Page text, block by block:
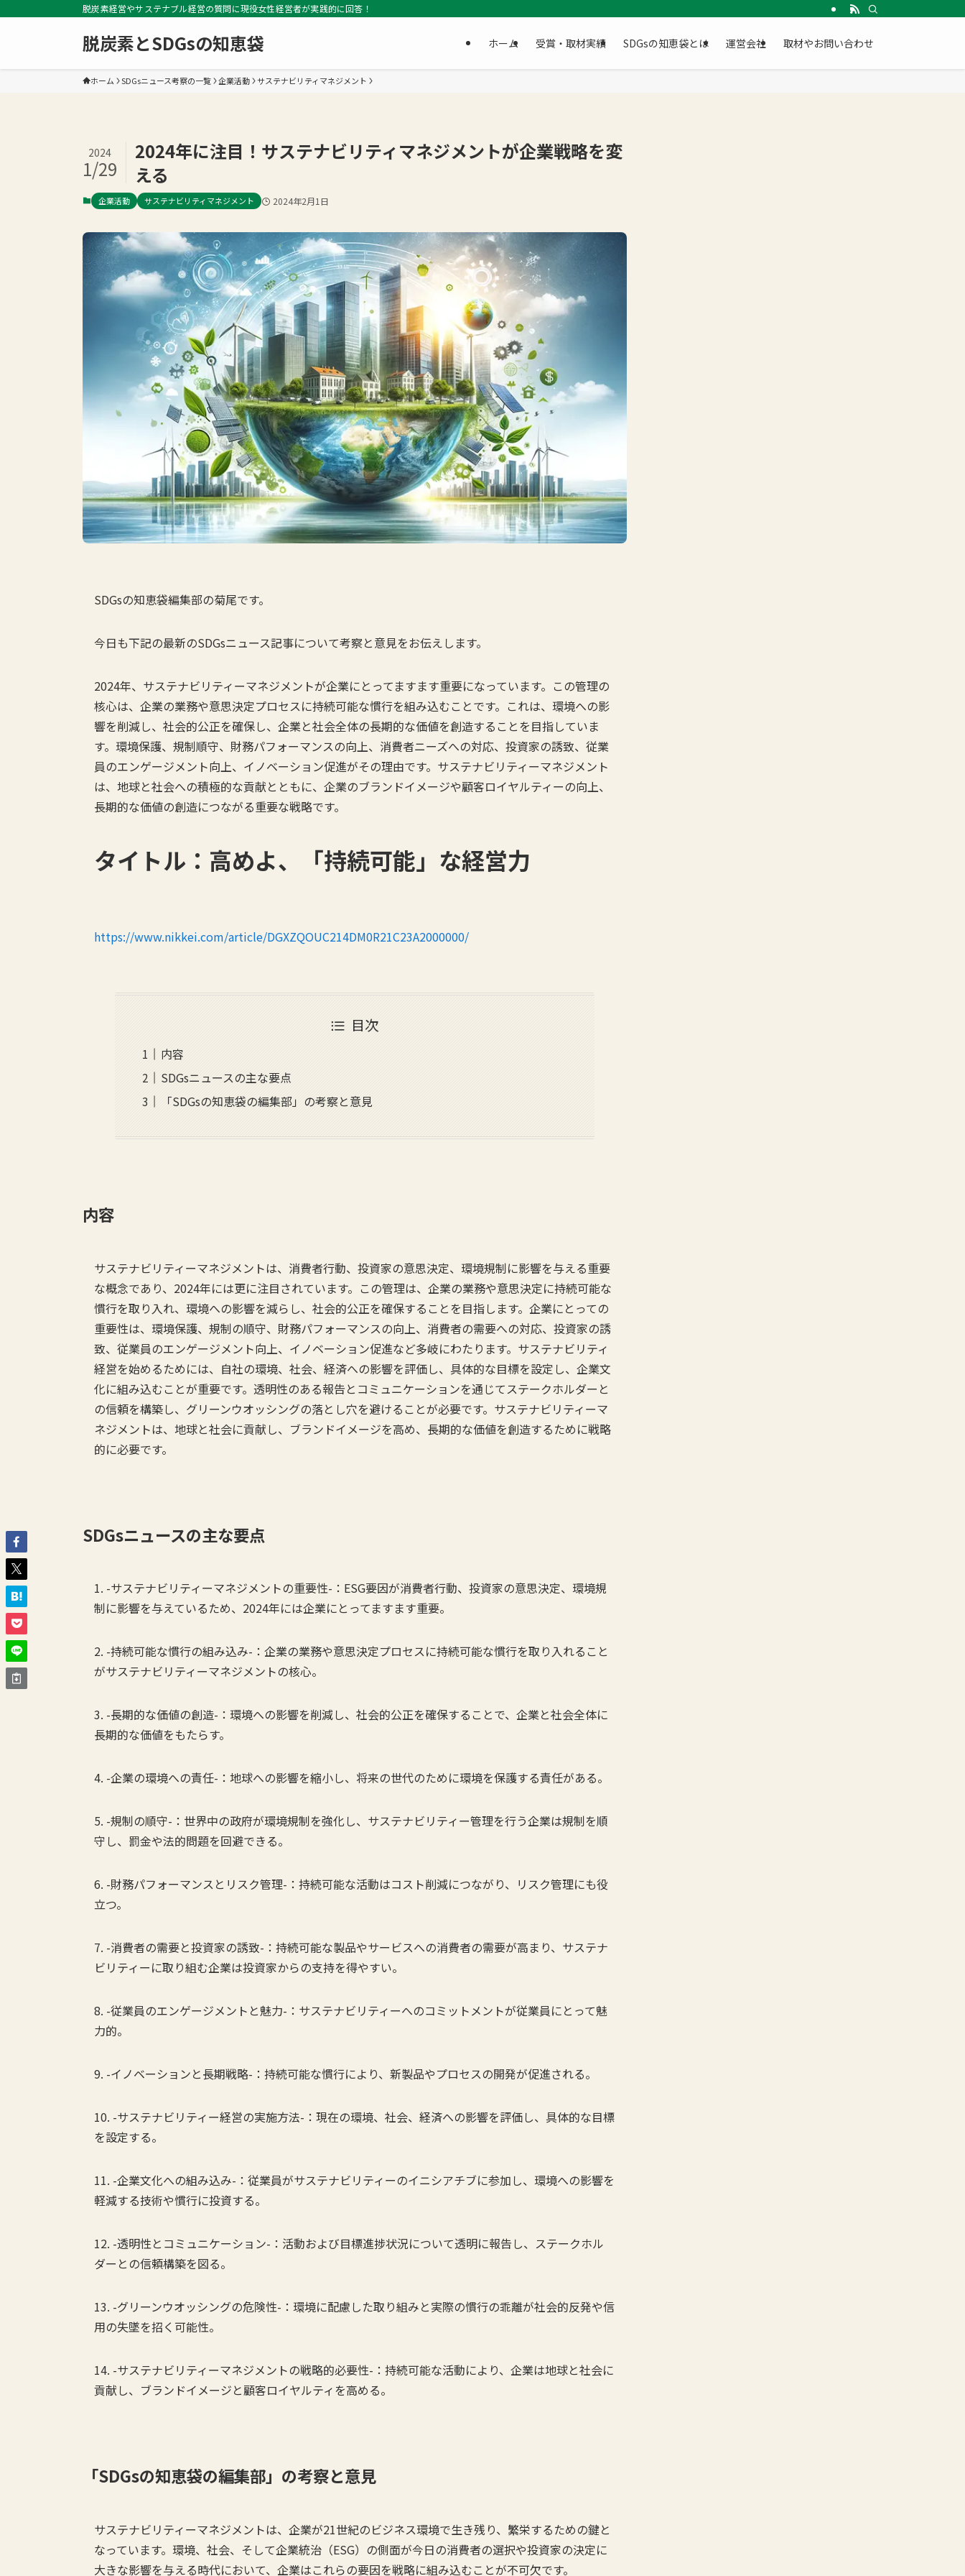
脱炭素経営やサステナブル経営の質問に現役女性経営者が実践的に回答！
脱炭素とSDGsの知恵袋 ホーム 受賞・取材実績 SDGsの知恵袋とは 運営会社 取材やお問い合わせ
ホーム SDGsニュース考察の一覧 企業活動 サステナビリティマネジメント
2024年に注目！サステナビリティマネジメントが企業戦略を変
える
2024
1/29
企業活動 サステナビリティマネジメント 2024年2月1日
SDGsの知恵袋編集部の菊尾です。
今日も下記の最新のSDGsニュース記事について考察と意見をお伝えします。
2024年、サステナビリティーマネジメントが企業にとってますます重要になっています。この管理の
核心は、企業の業務や意思決定プロセスに持続可能な慣行を組み込むことです。これは、環境への影
響を削減し、社会的公正を確保し、企業と社会全体の長期的な価値を創造することを目指していま
す。環境保護、規制順守、財務パフォーマンスの向上、消費者ニーズへの対応、投資家の誘致、従業
員のエンゲージメント向上、イノベーション促進がその理由です。サステナビリティーマネジメント
は、地球と社会への積極的な貢献とともに、企業のブランドイメージや顧客ロイヤルティーの向上、
長期的な価値の創造につながる重要な戦略です。
タイトル：高めよ、「持続可能」な経営力
https://www.nikkei.com/article/DGXZQOUC214DM0R21C23A2000000/
目次
内容
SDGsニュースの主な要点
「SDGsの知恵袋の編集部」の考察と意見
内容
サステナビリティーマネジメントは、消費者行動、投資家の意思決定、環境規制に影響を与える重要
な概念であり、2024年には更に注目されています。この管理は、企業の業務や意思決定に持続可能な
慣行を取り入れ、環境への影響を減らし、社会的公正を確保することを目指します。企業にとっての
重要性は、環境保護、規制の順守、財務パフォーマンスの向上、消費者の需要への対応、投資家の誘
致、従業員のエンゲージメント向上、イノベーション促進など多岐にわたります。サステナビリティ
経営を始めるためには、自社の環境、社会、経済への影響を評価し、具体的な目標を設定し、企業文
化に組み込むことが重要です。透明性のある報告とコミュニケーションを通じてステークホルダーと
の信頼を構築し、グリーンウオッシングの落とし穴を避けることが必要です。サステナビリティーマ
ネジメントは、地球と社会に貢献し、ブランドイメージを高め、長期的な価値を創造するために戦略
的に必要です。
SDGsニュースの主な要点
1. -サステナビリティーマネジメントの重要性-：ESG要因が消費者行動、投資家の意思決定、環境規
制に影響を与えているため、2024年には企業にとってますます重要。
2. -持続可能な慣行の組み込み-：企業の業務や意思決定プロセスに持続可能な慣行を取り入れること
がサステナビリティーマネジメントの核心。
3. -長期的な価値の創造-：環境への影響を削減し、社会的公正を確保することで、企業と社会全体に
長期的な価値をもたらす。
4. -企業の環境への責任-：地球への影響を縮小し、将来の世代のために環境を保護する責任がある。
5. -規制の順守-：世界中の政府が環境規制を強化し、サステナビリティー管理を行う企業は規制を順
守し、罰金や法的問題を回避できる。
6. -財務パフォーマンスとリスク管理-：持続可能な活動はコスト削減につながり、リスク管理にも役
立つ。
7. -消費者の需要と投資家の誘致-：持続可能な製品やサービスへの消費者の需要が高まり、サステナ
ビリティーに取り組む企業は投資家からの支持を得やすい。
8. -従業員のエンゲージメントと魅力-：サステナビリティーへのコミットメントが従業員にとって魅
力的。
9. -イノベーションと長期戦略-：持続可能な慣行により、新製品やプロセスの開発が促進される。
10. -サステナビリティー経営の実施方法-：現在の環境、社会、経済への影響を評価し、具体的な目標
を設定する。
11. -企業文化への組み込み-：従業員がサステナビリティーのイニシアチブに参加し、環境への影響を
軽減する技術や慣行に投資する。
12. -透明性とコミュニケーション-：活動および目標進捗状況について透明に報告し、ステークホル
ダーとの信頼構築を図る。
13. -グリーンウオッシングの危険性-：環境に配慮した取り組みと実際の慣行の乖離が社会的反発や信
用の失墜を招く可能性。
14. -サステナビリティーマネジメントの戦略的必要性-：持続可能な活動により、企業は地球と社会に
貢献し、ブランドイメージと顧客ロイヤルティを高める。
「SDGsの知恵袋の編集部」の考察と意見
サステナビリティーマネジメントは、企業が21世紀のビジネス環境で生き残り、繁栄するための鍵と
なっています。環境、社会、そして企業統治（ESG）の側面が今日の消費者の選択や投資家の決定に
大きな影響を与える時代において、企業はこれらの要因を戦略に組み込むことが不可欠です。